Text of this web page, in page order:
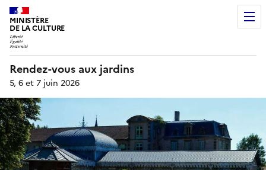
MINISTÈRE
DE LA CULTURE
Rendez-vous aux jardins
5, 6 et 7 juin 2026